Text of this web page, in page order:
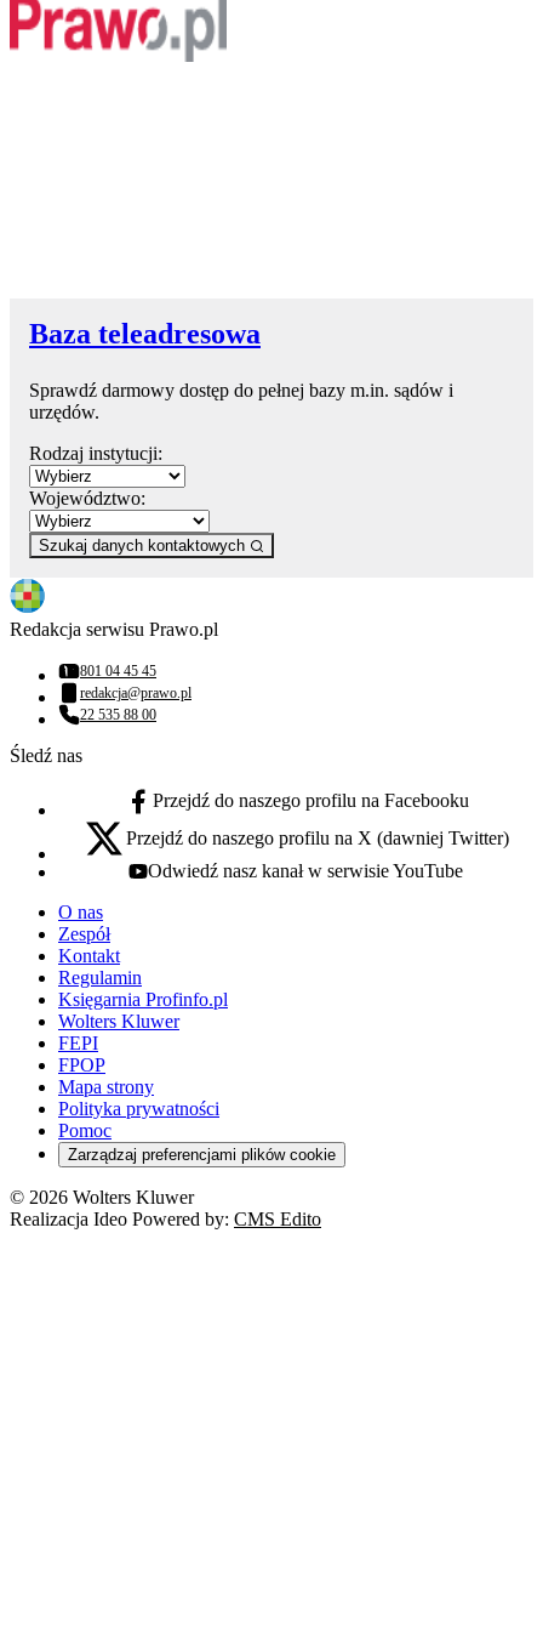
Baza teleadresowa
Sprawdź darmowy dostęp do pełnej bazy m.in. sądów i
urzędów.
Rodzaj instytucji:
Województwo:
Szukaj danych kontaktowych
Redakcja serwisu Prawo.pl
Numer telefonu:
801 04 45 45
Adres email:
redakcja@prawo.pl
Numer telefonu:
22 535 88 00
Śledź nas
facebook - otwiera się w nowej karcie
Przejdź do naszego profilu na Facebooku
x - otwiera się w nowej karcie
Przejdź do naszego profilu na X (dawniej Twitter)
youtube - otwiera się w nowej karcie
Odwiedź nasz kanał w serwisie YouTube
O nas
Zespół
Kontakt
Regulamin
Księgarnia Profinfo.pl
Wolters Kluwer
FEPI
FPOP
Mapa strony
Polityka prywatności
Pomoc
Zarządzaj preferencjami plików cookie
© 2026 Wolters Kluwer
Realizacja Ideo Powered by: CMS Edito